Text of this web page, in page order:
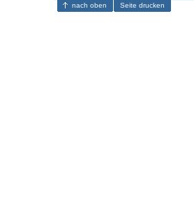
nach oben Seite drucken